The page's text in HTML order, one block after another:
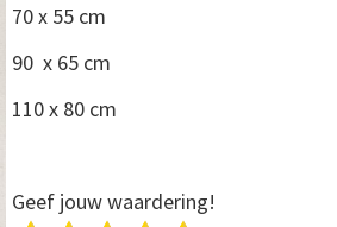
70 x 55 cm
90 x 65 cm
110 x 80 cm
Geef jouw waardering!